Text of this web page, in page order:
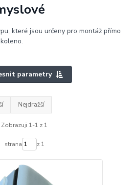
které jsou určeny pro montáž přímo
parametry
Nejdražší
Zobrazuji 1-1 z 1
strana z 1